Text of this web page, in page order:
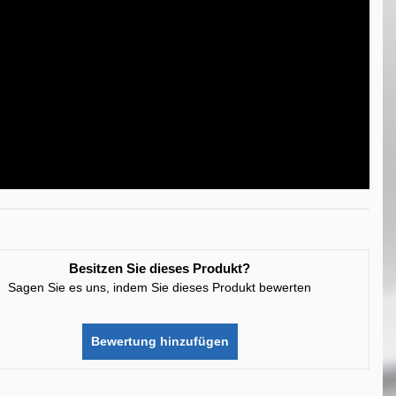
Besitzen Sie dieses Produkt?
Sagen Sie es uns, indem Sie dieses Produkt bewerten
Bewertung hinzufügen